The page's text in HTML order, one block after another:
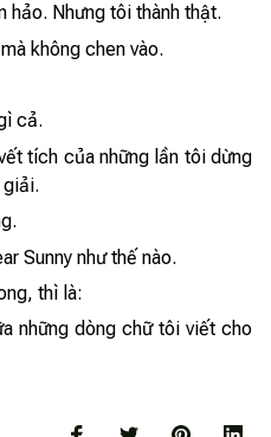
hảo. Nhưng tôi thành thật.
không chen vào.
cả.
tích của những lần tôi dừng
giải.
Sunny như thế nào.
thì là:
những dòng chữ tôi viết cho